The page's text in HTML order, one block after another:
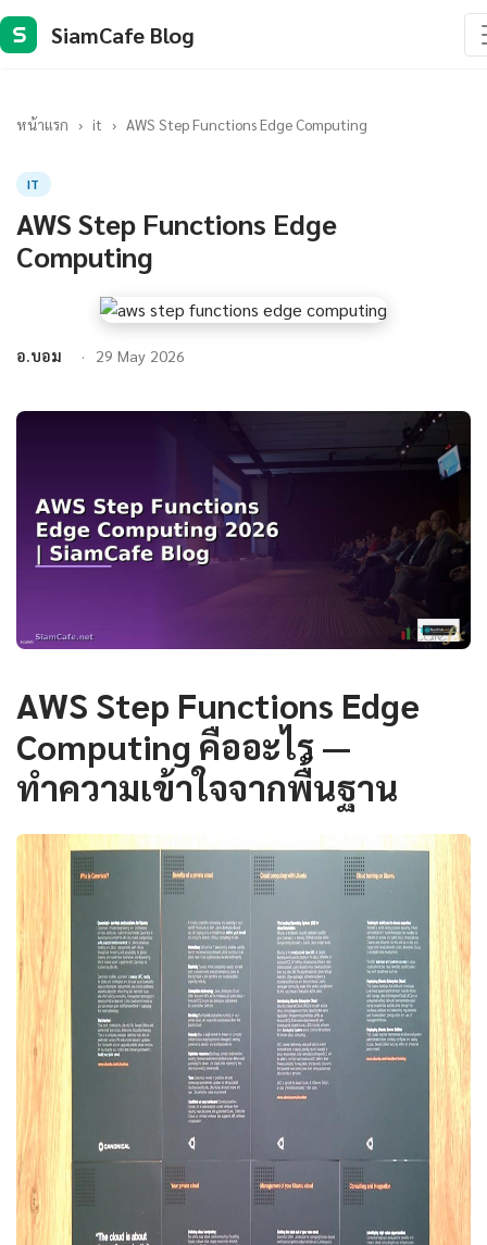
S SiamCafe Blog
หน้าแรก › it › AWS Step Functions Edge Computing
IT
AWS Step Functions Edge
Computing
อ.บอม 29 May 2026
AWS Step Functions Edge
Computing คืออะไร —
ทำความเข้าใจจากพื้นฐาน